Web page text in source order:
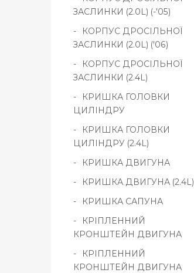
ЗАСЛИНКИ (2.0L) (-'05)
КОРПУС ДРОСІЛЬНОЇ
ЗАСЛИНКИ (2.0L) ('06)
КОРПУС ДРОСІЛЬНОЇ
ЗАСЛИНКИ (2.4L)
КРИШКА ГОЛОВКИ
ЦИЛІНДРУ
КРИШКА ГОЛОВКИ
ЦИЛІНДРУ (2.4L)
КРИШКА ДВИГУНА
КРИШКА ДВИГУНА (2.4L)
КРИШКА САПУНА
КРІПЛЕННИЙ
КРОНШТЕЙН ДВИГУНА
КРІПЛЕННИЙ
КРОНШТЕЙН ДВИГУНА